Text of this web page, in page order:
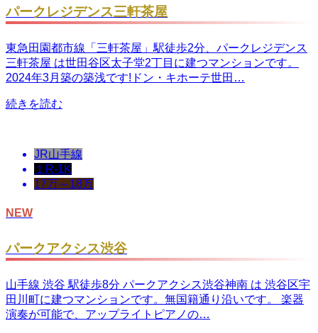
パークレジデンス三軒茶屋
東急田園都市線「三軒茶屋」駅徒歩2分、パークレジデンス
三軒茶屋 は世田谷区太子堂2丁目に建つマンションです。
2024年3月築の築浅です!ドン・キホーテ世田…
続きを読む
JR山手線
１R-1K
17万～18万
NEW
パークアクシス渋谷
山手線 渋谷 駅徒歩8分 パークアクシス渋谷神南 は 渋谷区宇
田川町に建つマンションです。無国籍通り沿いです。 楽器
演奏が可能で、アップライトピアノの…